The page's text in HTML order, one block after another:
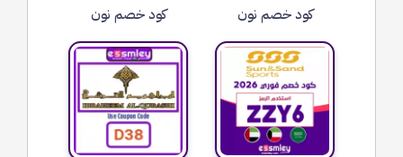
كود خصم نون كود خصم نون